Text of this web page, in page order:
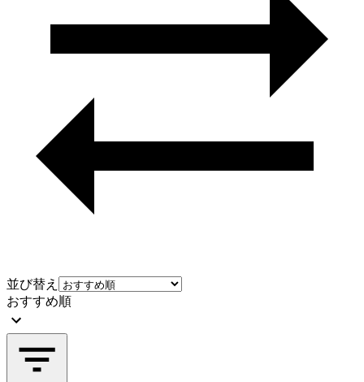
並び替え
おすすめ順